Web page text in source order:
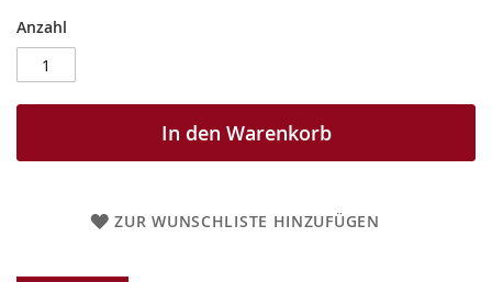
Anzahl
In den Warenkorb
ZUR WUNSCHLISTE HINZUFÜGEN